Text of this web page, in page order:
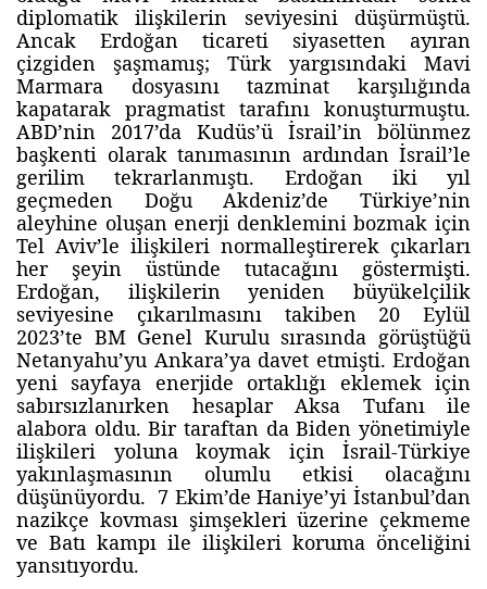
diplomatik ilişkilerin seviyesini düşürmüştü.
Ancak Erdoğan ticareti siyasetten ayıran
çizgiden şaşmamış; Türk yargısındaki Mavi
Marmara dosyasını tazminat karşılığında
kapatarak pragmatist tarafını konuşturmuştu.
ABD’nin 2017’da Kudüs’ü İsrail’in bölünmez
başkenti olarak tanımasının ardından İsrail’le
gerilim tekrarlanmıştı. Erdoğan iki yıl
geçmeden Doğu Akdeniz’de Türkiye’nin
aleyhine oluşan enerji denklemini bozmak için
Tel Aviv’le ilişkileri normalleştirerek çıkarları
her şeyin üstünde tutacağını göstermişti.
Erdoğan, ilişkilerin yeniden büyükelçilik
seviyesine çıkarılmasını takiben 20 Eylül
2023’te BM Genel Kurulu sırasında görüştüğü
Netanyahu’yu Ankara’ya davet etmişti. Erdoğan
yeni sayfaya enerjide ortaklığı eklemek için
sabırsızlanırken hesaplar Aksa Tufanı ile
alabora oldu. Bir taraftan da Biden yönetimiyle
ilişkileri yoluna koymak için İsrail-Türkiye
yakınlaşmasının olumlu etkisi olacağını
düşünüyordu. 7 Ekim’de Haniye’yi İstanbul’dan
nazikçe kovması şimşekleri üzerine çekmeme
ve Batı kampı ile ilişkileri koruma önceliğini
yansıtıyordu.